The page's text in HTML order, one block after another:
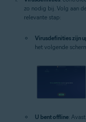
zo nodig bij. Volg aan
relevante stap:
Virusdefinities zijn
het volgende
U bent offline: